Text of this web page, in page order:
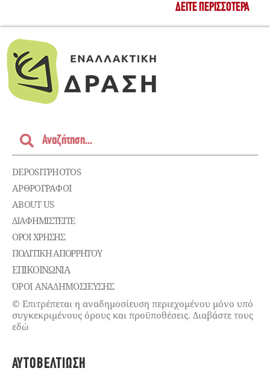
ΔΕΊΤΕ ΠΕΡΙΣΣΌΤΕΡΑ
DEPOSITPHOTOS
ΑΡΘΡΟΓΡΑΦΟΙ
ABOUT US
ΔΙΑΦΗΜΙΣΤΕΊΤΕ
ΌΡΟΙ ΧΡΉΣΗΣ
ΠΟΛΙΤΙΚΉ ΑΠΟΡΡΉΤΟΥ
ΕΠΙΚΟΙΝΩΝΊΑ
ΌΡΟΙ ΑΝΑΔΗΜΟΣΙΕΥΣΗΣ
© Επιτρέπεται η αναδημοσίευση περιεχομένου μόνο υπό
συγκεκριμένους όρους και προϋποθέσεις. Διαβάστε τους
εδώ
ΑΥΤΟΒΕΛΤΊΩΣΗ